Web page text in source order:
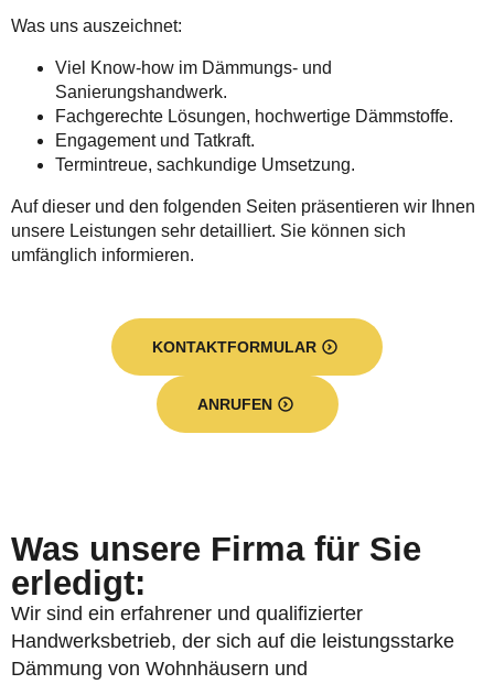
Was uns auszeichnet:
Viel Know-how im Dämmungs- und
Sanierungshandwerk.
Fachgerechte Lösungen, hochwertige Dämmstoffe.
Engagement und Tatkraft.
Termintreue, sachkundige Umsetzung.
Auf dieser und den folgenden Seiten präsentieren wir Ihnen
unsere Leistungen sehr detailliert. Sie können sich
umfänglich informieren.
KONTAKTFORMULAR
ANRUFEN
Was unsere Firma für Sie
erledigt:
Wir sind ein erfahrener und qualifizierter
Handwerksbetrieb, der sich auf die leistungsstarke
Dämmung von Wohnhäusern und